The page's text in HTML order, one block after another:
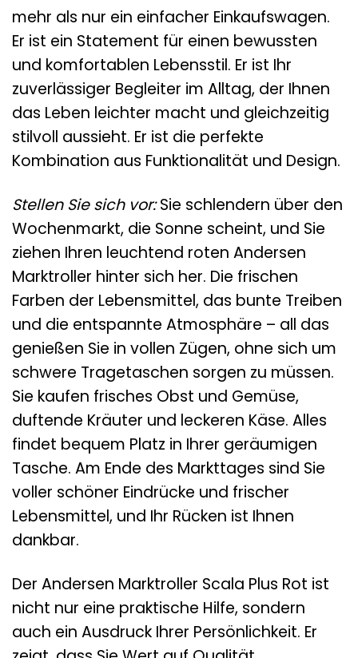
mehr als nur ein einfacher Einkaufswagen.
Er ist ein Statement für einen bewussten
und komfortablen Lebensstil. Er ist Ihr
zuverlässiger Begleiter im Alltag, der Ihnen
das Leben leichter macht und gleichzeitig
stilvoll aussieht. Er ist die perfekte
Kombination aus Funktionalität und Design.
Stellen Sie sich vor:Sie schlendern über den
Wochenmarkt, die Sonne scheint, und Sie
ziehen Ihren leuchtend roten Andersen
Marktroller hinter sich her. Die frischen
Farben der Lebensmittel, das bunte Treiben
und die entspannte Atmosphäre – all das
genießen Sie in vollen Zügen, ohne sich um
schwere Tragetaschen sorgen zu müssen.
Sie kaufen frisches Obst und Gemüse,
duftende Kräuter und leckeren Käse. Alles
findet bequem Platz in Ihrer geräumigen
Tasche. Am Ende des Markttages sind Sie
voller schöner Eindrücke und frischer
Lebensmittel, und Ihr Rücken ist Ihnen
dankbar.
Der Andersen Marktroller Scala Plus Rot ist
nicht nur eine praktische Hilfe, sondern
auch ein Ausdruck Ihrer Persönlichkeit. Er